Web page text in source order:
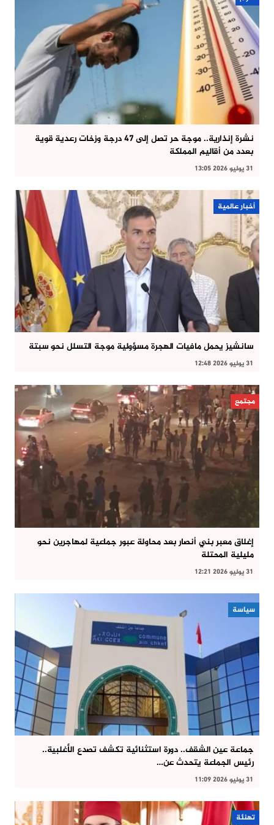
نشرة إنذارية.. موجة حر تصل إلى 47 درجة وزخات رعدية قوية
بعدد من أقاليم المملكة
31 يوليو 2026 13:05
أخبار عالمية
سانشيز يحمل مافيات الهجرة مسؤولية موجة التسلل نحو سبتة
31 يوليو 2026 12:48
مجتمع
إغلاق معبر بني أنصار بعد محاولة عبور جماعية لمهاجرين نحو
مليلية المحتلة
31 يوليو 2026 12:21
سياسة
جماعة عين الشقف.. دورة استثنائية تكشف تصدع الأغلبية..
رئيس الجماعة يتحدث عن…
31 يوليو 2026 11:09
تهنئة